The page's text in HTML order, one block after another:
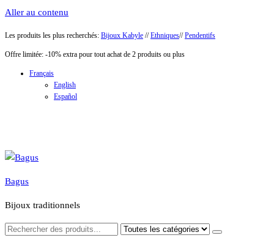
Aller au contenu
Les produits les plus recherchés: Bijoux Kabyle //Ethniques//Pendentifs
Offre limitée: -10% extra pour tout achat de 2 produits ou plus
Français
English
Español
Bagus
Bijoux traditionnels